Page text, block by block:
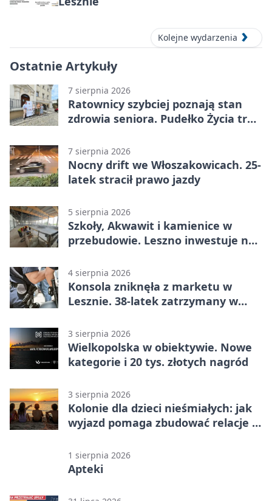
Kolejne wydarzenia
Ostatnie Artykuły
7 sierpnia 2026
Ratownicy szybciej poznają stan
zdrowia seniora. Pudełko Życia trafi
7 sierpnia 2026
Nocny drift we Włoszakowicach. 25-
latek stracił prawo jazdy
5 sierpnia 2026
Szkoły, Akwawit i kamienice w
przebudowie. Leszno inwestuje na
4 sierpnia 2026
Konsola zniknęła z marketu w
Lesznie. 38-latek zatrzymany w
3 sierpnia 2026
Wielkopolska w obiektywie. Nowe
kategorie i 20 tys. złotych nagród
3 sierpnia 2026
Kolonie dla dzieci nieśmiałych: jak
wyjazd pomaga zbudować relacje z
1 sierpnia 2026
Apteki